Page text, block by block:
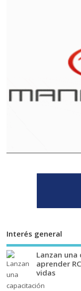
Interés general
Lanzan
aprender
vidas